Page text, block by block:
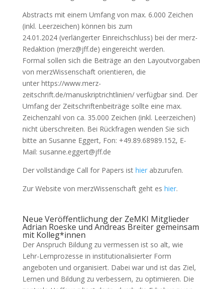
Abstracts mit einem Umfang von max. 6.000 Zeichen
(inkl. Leerzeichen) können bis zum
24.01.2024 (verlängerter Einreichschluss) bei der merz-
Redaktion (merz@jff.de) eingereicht werden.
Formal sollen sich die Beiträge an den Layoutvorgaben
von merzWissenschaft orientieren, die
unter https://www.merz-
zeitschrift.de/manuskriptrichtlinien/ verfügbar sind. Der
Umfang der Zeitschriftenbeiträge sollte eine max.
Zeichenzahl von ca. 35.000 Zeichen (inkl. Leerzeichen)
nicht überschreiten. Bei Rückfragen wenden Sie sich
bitte an Susanne Eggert, Fon: +49.89.68989.152, E-
Mail: susanne.eggert@jff.de
Der vollständige Call for Papers ist hierabzurufen.
Zur Website von merzWissenschaft geht es hier.
Neue Veröffentlichung der ZeMKI Mitglieder
Adrian Roeske und Andreas Breiter gemeinsam
mit Kolleg*innen
Der Anspruch Bildung zu vermessen ist so alt, wie
Lehr-Lernprozesse in institutionalisierter Form
angeboten und organisiert. Dabei war und ist das Ziel,
Lernen und Bildung zu verbessern, zu optimieren. Die